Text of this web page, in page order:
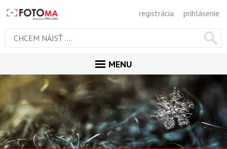
registrácia prihlásenie
MENU
ÚVOD
MAGAZÍN
VŠETKY ČLÁNKY
RECENZIE